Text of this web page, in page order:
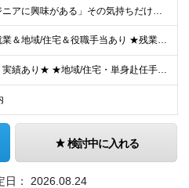
★「エンジニアに興味がある」その気持ちだけでOK！ ■学歴不問 ■IT知識・実務経験は一切不問！未経験・第二新卒大歓迎 ★ITサポート・IT事務やエンジニアの経験をお持ちの方は優遇します！ 地方在住
★通勤＆就業＆地域/住宅＆役職手当あり ★残業代は全額支給 ★選べる給与制度あり！ ■東京・神奈川・千葉・埼玉勤務の場合 月給24.5万円～55万円＋諸手当 （残業代は全額支給） (20,000円の
★リモート実績あり★ ★地域/住宅・単身赴任手当などサポートも万全 ★転任費用や寮・社宅制度も完備しています ★勤務地については希望を考慮の上、決定します 『地元で働きたい』『新天地で挑戦したい』と
検討中に入れる
日： 2026.08.24